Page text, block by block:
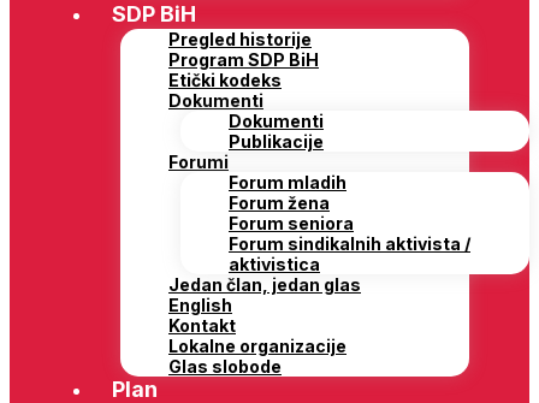
SDP BiH
Pregled historije
Program SDP BiH
Etički kodeks
Dokumenti
Dokumenti
Publikacije
Forumi
Forum mladih
Forum žena
Forum seniora
Forum sindikalnih aktivista /
aktivistica
Jedan član, jedan glas
English
Kontakt
Lokalne organizacije
Glas slobode
Plan